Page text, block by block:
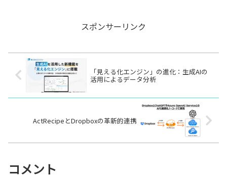
スポンサーリンク
「見える化エンジン」の進化：生成AIの
活用によるデータ分析
ActRecipeとDropboxの革新的連携
コメント